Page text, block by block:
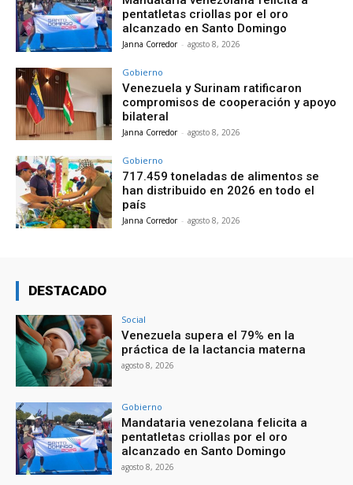
pentatletas criollas por el oro
alcanzado en Santo Domingo
Janna Corredor - agosto 8, 2026
Gobierno
Venezuela y Surinam ratificaron
compromisos de cooperación y apoyo
bilateral
Janna Corredor - agosto 8, 2026
Gobierno
717.459 toneladas de alimentos se
han distribuido en 2026 en todo el
país
Janna Corredor - agosto 8, 2026
DESTACADO
Social
Venezuela supera el 79% en la
práctica de la lactancia materna
agosto 8, 2026
Gobierno
Mandataria venezolana felicita a
pentatletas criollas por el oro
alcanzado en Santo Domingo
agosto 8, 2026